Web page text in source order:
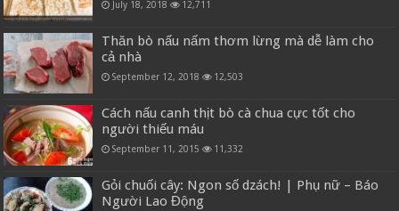
July 18, 2018 12,711
Thăn bò nấu nấm thơm lừng mà dễ làm cho
cả nhà
September 12, 2018 12,503
Cách nấu canh thịt bò cà chua cực tốt cho
người thiếu máu
September 11, 2015 11,332
Gỏi chuối cây: Ngon số dzách! | Phụ nữ – Báo
Người Lao Động